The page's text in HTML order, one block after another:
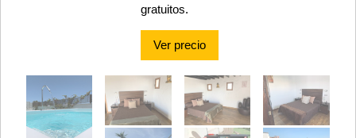
gratuitos.
Ver precio